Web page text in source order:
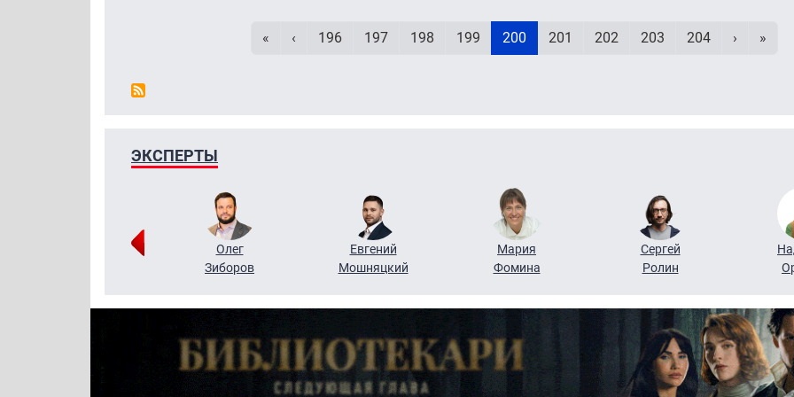
Первая страница
« Предыдущая страница
‹ Page
196 Page
197 Page
198 Page
199 Текущая страница
200 Page
201 Page
202 Page
203 Page
204 › »
ЭКСПЕРТЫ
Олег
Зиборов
Евгений
Мошняцкий
Мария
Фомина
Сергей
Ролин